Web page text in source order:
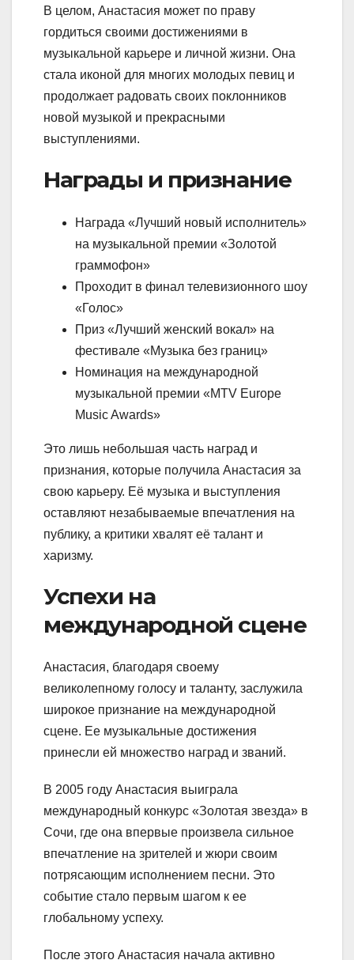
В целом, Анастасия может по праву
гордиться своими достижениями в
музыкальной карьере и личной жизни. Она
стала иконой для многих молодых певиц и
продолжает радовать своих поклонников
новой музыкой и прекрасными
выступлениями.
Награды и признание
Награда «Лучший новый исполнитель»
на музыкальной премии «Золотой
граммофон»
Проходит в финал телевизионного шоу
«Голос»
Приз «Лучший женский вокал» на
фестивале «Музыка без границ»
Номинация на международной
музыкальной премии «MTV Europe
Music Awards»
Это лишь небольшая часть наград и
признания, которые получила Анастасия за
свою карьеру. Её музыка и выступления
оставляют незабываемые впечатления на
публику, а критики хвалят её талант и
харизму.
Успехи на
международной сцене
Анастасия, благодаря своему
великолепному голосу и таланту, заслужила
широкое признание на международной
сцене. Ее музыкальные достижения
принесли ей множество наград и званий.
В 2005 году Анастасия выиграла
международный конкурс «Золотая звезда» в
Сочи, где она впервые произвела сильное
впечатление на зрителей и жюри своим
потрясающим исполнением песни. Это
событие стало первым шагом к ее
глобальному успеху.
После этого Анастасия начала активно